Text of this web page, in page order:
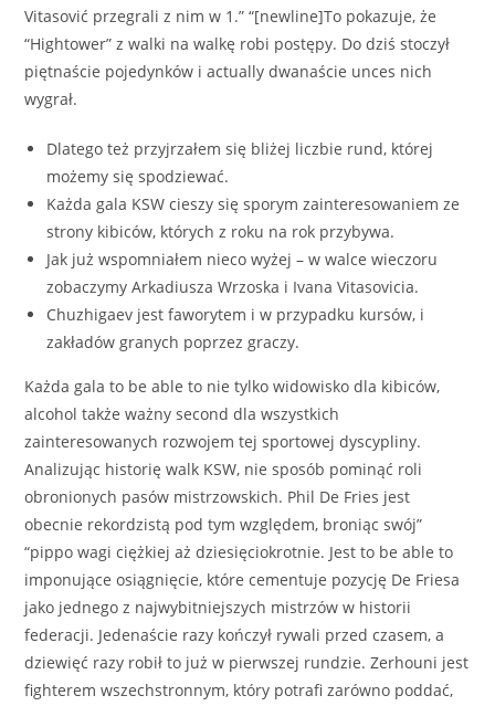
Vitasović przegrali z nim w 1.” “[newline]To pokazuje, że
“Hightower” z walki na walkę robi postępy. Do dziś stoczył
piętnaście pojedynków i actually dwanaście unces nich
wygrał.
Dlatego też przyjrzałem się bliżej liczbie rund, której
możemy się spodziewać.
Każda gala KSW cieszy się sporym zainteresowaniem ze
strony kibiców, których z roku na rok przybywa.
Jak już wspomniałem nieco wyżej – w walce wieczoru
zobaczymy Arkadiusza Wrzoska i Ivana Vitasovicia.
Chuzhigaev jest faworytem i w przypadku kursów, i
zakładów granych poprzez graczy.
Każda gala to be able to nie tylko widowisko dla kibiców,
alcohol także ważny second dla wszystkich
zainteresowanych rozwojem tej sportowej dyscypliny.
Analizując historię walk KSW, nie sposób pominąć roli
obronionych pasów mistrzowskich. Phil De Fries jest
obecnie rekordzistą pod tym względem, broniąc swój”
“pippo wagi ciężkiej aż dziesięciokrotnie. Jest to be able to
imponujące osiągnięcie, które cementuje pozycję De Friesa
jako jednego z najwybitniejszych mistrzów w historii
federacji. Jedenaście razy kończył rywali przed czasem, a
dziewięć razy robił to już w pierwszej rundzie. Zerhouni jest
fighterem wszechstronnym, który potrafi zarówno poddać,